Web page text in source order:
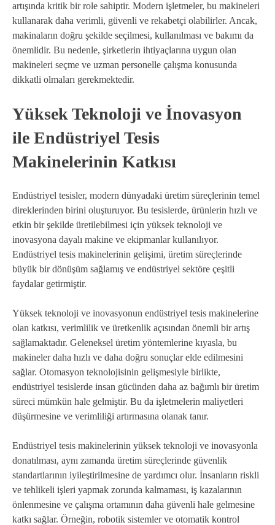
artışında kritik bir role sahiptir. Modern işletmeler, bu makineleri
kullanarak daha verimli, güvenli ve rekabetçi olabilirler. Ancak,
makinaların doğru şekilde seçilmesi, kullanılması ve bakımı da
önemlidir. Bu nedenle, şirketlerin ihtiyaçlarına uygun olan
makineleri seçme ve uzman personelle çalışma konusunda
dikkatli olmaları gerekmektedir.
Yüksek Teknoloji ve İnovasyon
ile Endüstriyel Tesis
Makinelerinin Katkısı
Endüstriyel tesisler, modern dünyadaki üretim süreçlerinin temel
direklerinden birini oluşturuyor. Bu tesislerde, ürünlerin hızlı ve
etkin bir şekilde üretilebilmesi için yüksek teknoloji ve
inovasyona dayalı makine ve ekipmanlar kullanılıyor.
Endüstriyel tesis makinelerinin gelişimi, üretim süreçlerinde
büyük bir dönüşüm sağlamış ve endüstriyel sektöre çeşitli
faydalar getirmiştir.
Yüksek teknoloji ve inovasyonun endüstriyel tesis makinelerine
olan katkısı, verimlilik ve üretkenlik açısından önemli bir artış
sağlamaktadır. Geleneksel üretim yöntemlerine kıyasla, bu
makineler daha hızlı ve daha doğru sonuçlar elde edilmesini
sağlar. Otomasyon teknolojisinin gelişmesiyle birlikte,
endüstriyel tesislerde insan gücünden daha az bağımlı bir üretim
süreci mümkün hale gelmiştir. Bu da işletmelerin maliyetleri
düşürmesine ve verimliliği artırmasına olanak tanır.
Endüstriyel tesis makinelerinin yüksek teknoloji ve inovasyonla
donatılması, aynı zamanda üretim süreçlerinde güvenlik
standartlarının iyileştirilmesine de yardımcı olur. İnsanların riskli
ve tehlikeli işleri yapmak zorunda kalmaması, iş kazalarının
önlenmesine ve çalışma ortamının daha güvenli hale gelmesine
katkı sağlar. Örneğin, robotik sistemler ve otomatik kontrol